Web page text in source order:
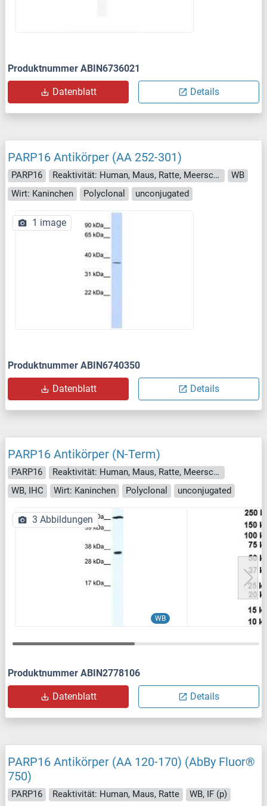
Produktnummer ABIN6736021
Datenblatt Details
PARP16 Antikörper (AA 252-301)
PARP16 Reaktivität: Human, Maus, Ratte, Meerschweinchen, Pferd, Hund, Kaninchen
WB
Wirt: Kaninchen
Polyclonal unconjugated
1 image
Produktnummer ABIN6740350
Datenblatt Details
PARP16 Antikörper (N-Term)
PARP16
Reaktivität: Human, Maus, Ratte, Meerschweinchen, Pferd, Rind (Kuh), Hund, Schwein, Kaninchen
WB, IHC
Wirt: Kaninchen Polyclonal unconjugated
WB
3 Abbildungen
Produktnummer ABIN2778106
Datenblatt Details
PARP16 Antikörper (AA 120-170) (AbBy Fluor®
750)
PARP16 Reaktivität: Human, Maus, Ratte
WB, IF (p)